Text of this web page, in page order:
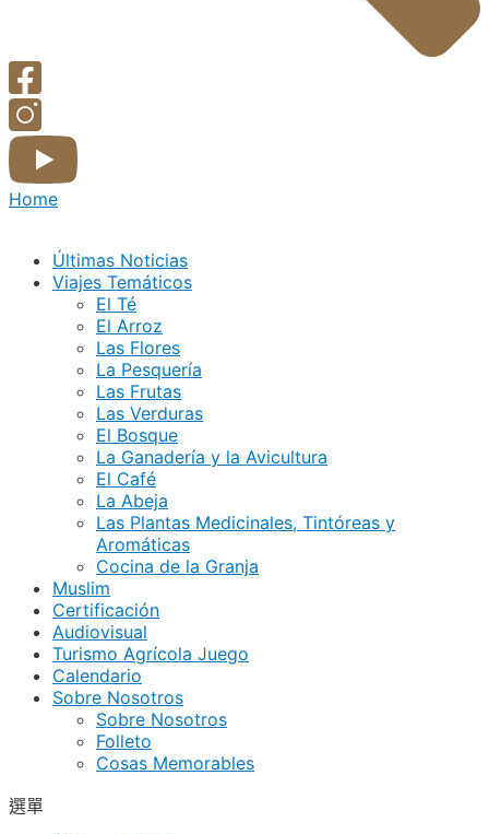
Home
Últimas Noticias
Viajes Temáticos
El Té
El Arroz
Las Flores
La Pesquería
Las Frutas
Las Verduras
El Bosque
La Ganadería y la Avicultura
El Café
La Abeja
Las Plantas Medicinales, Tintóreas y
Aromáticas
Cocina de la Granja
Muslim
Certificación
Audiovisual
Turismo Agrícola Juego
Calendario
Sobre Nosotros
Sobre Nosotros
Folleto
Cosas Memorables
選單